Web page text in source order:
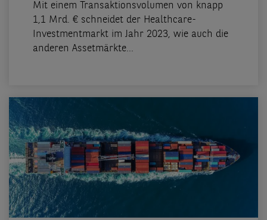
Mit einem Transaktionsvolumen von knapp
1,1 Mrd. € schneidet der Healthcare-
Investmentmarkt im Jahr 2023, wie auch die
anderen Assetmärkte...